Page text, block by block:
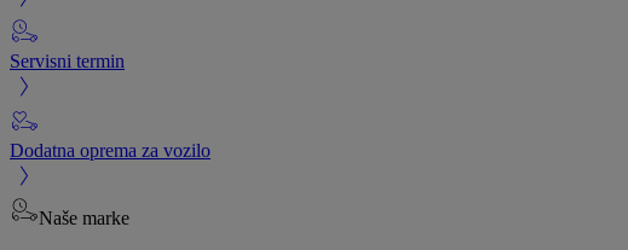
Servisni termin
Dodatna oprema za vozilo
Naše marke